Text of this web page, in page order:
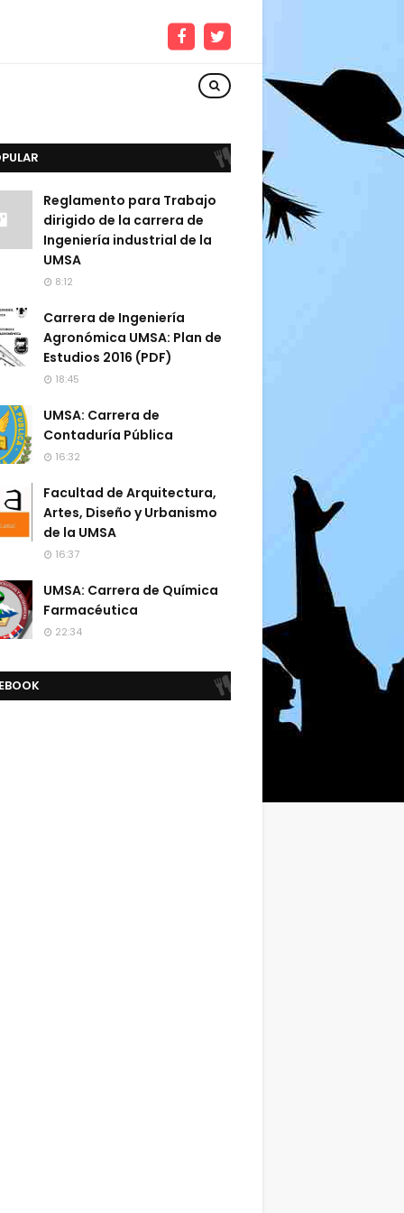
Reglamento para Trabajo
dirigido de la carrera de
Ingeniería industrial de la
UMSA
8:12
Carrera de Ingeniería
Agronómica UMSA: Plan de
Estudios 2016 (PDF)
18:45
UMSA: Carrera de
Contaduría Pública
16:32
Facultad de Arquitectura,
Artes, Diseño y Urbanismo
de la UMSA
16:37
UMSA: Carrera de Química
Farmacéutica
22:34